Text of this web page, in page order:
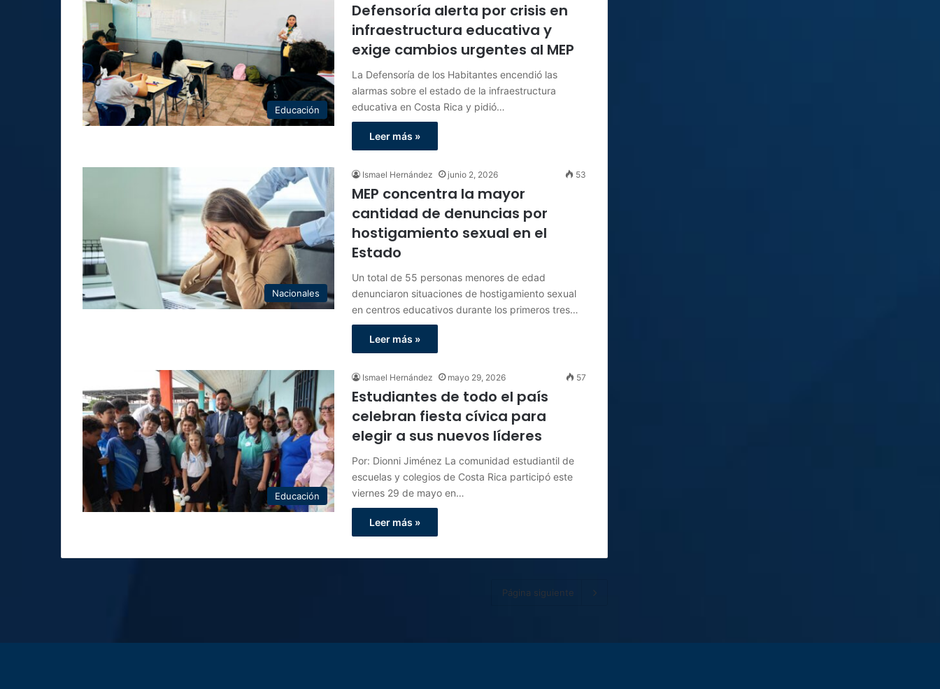
Educación
Defensoría alerta por crisis en
infraestructura educativa y
exige cambios urgentes al MEP
La Defensoría de los Habitantes encendió las
alarmas sobre el estado de la infraestructura
educativa en Costa Rica y pidió…
Leer más »
Nacionales
Ismael Hernández junio 2, 2026 53
MEP concentra la mayor
cantidad de denuncias por
hostigamiento sexual en el
Estado
Un total de 55 personas menores de edad
denunciaron situaciones de hostigamiento sexual
en centros educativos durante los primeros tres…
Leer más »
Educación
Ismael Hernández mayo 29, 2026 57
Estudiantes de todo el país
celebran fiesta cívica para
elegir a sus nuevos líderes
Por: Dionni Jiménez La comunidad estudiantil de
escuelas y colegios de Costa Rica participó este
viernes 29 de mayo en…
Leer más »
Página siguiente